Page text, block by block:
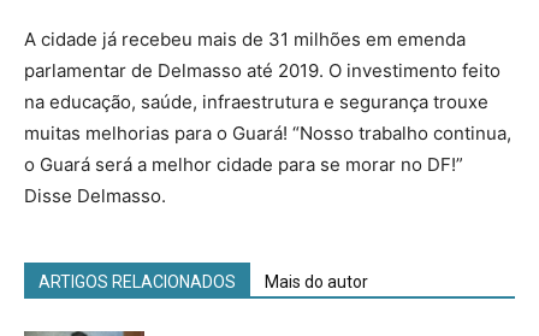
A cidade já recebeu mais de 31 milhões em emenda
parlamentar de Delmasso até 2019. O investimento feito
na educação, saúde, infraestrutura e segurança trouxe
muitas melhorias para o Guará! “Nosso trabalho continua,
o Guará será a melhor cidade para se morar no DF!”
Disse Delmasso.
ARTIGOS RELACIONADOS Mais do autor